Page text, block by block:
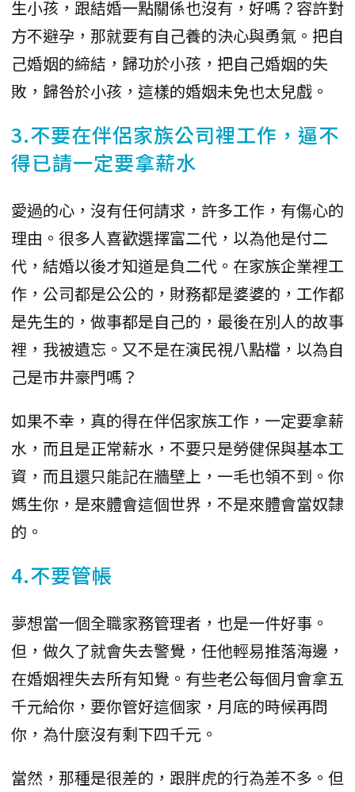
生小孩，跟結婚一點關係也沒有，好嗎？容許對
方不避孕，那就要有自己養的決心與勇氣。把自
己婚姻的締結，歸功於小孩，把自己婚姻的失
敗，歸咎於小孩，這樣的婚姻未免也太兒戲。
3.不要在伴侶家族公司裡工作，逼不
得已請一定要拿薪水
愛過的心，沒有任何請求，許多工作，有傷心的
理由。很多人喜歡選擇富二代，以為他是付二
代，結婚以後才知道是負二代。在家族企業裡工
作，公司都是公公的，財務都是婆婆的，工作都
是先生的，做事都是自己的，最後在別人的故事
裡，我被遺忘。又不是在演民視八點檔，以為自
己是市井豪門嗎？
如果不幸，真的得在伴侶家族工作，一定要拿薪
水，而且是正常薪水，不要只是勞健保與基本工
資，而且還只能記在牆壁上，一毛也領不到。你
媽生你，是來體會這個世界，不是來體會當奴隸
的。
4.不要管帳
夢想當一個全職家務管理者，也是一件好事。
但，做久了就會失去警覺，任他輕易推落海邊，
在婚姻裡失去所有知覺。有些老公每個月會拿五
千元給你，要你管好這個家，月底的時候再問
你，為什麼沒有剩下四千元。
當然，那種是很差的，跟胖虎的行為差不多。但